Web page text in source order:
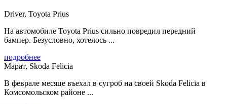
Driver, Toyota Prius
На автомобиле Toyota Prius сильно повредил передний
бампер. Безусловно, хотелось ...
подробнее
Марат, Skoda Felicia
В феврале месяце въехал в сугроб на своей Skoda Felicia в
Комсомольском районе ...